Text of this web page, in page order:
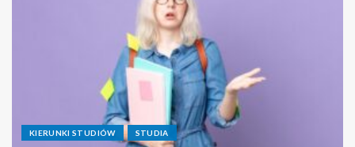
KIERUNKI STUDIÓW STUDIA